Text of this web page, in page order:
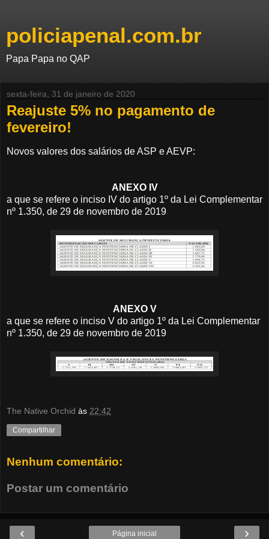
policiapenal.com.br
Papa Papa no QAP
sexta-feira, 31 de janeiro de 2020
Reajuste 5% no pagamento de
fevereiro!
Novos valores dos salários de ASP e AEVP:
ANEXO IV
a que se refere o inciso IV do artigo 1º da Lei Complementar
nº 1.350, de 29 de novembro de 2019
ANEXO V
a que se refere o inciso V do artigo 1º da Lei Complementar
nº 1.350, de 29 de novembro de 2019
The Native Orchid às 22:42
Compartilhar
Nenhum comentário:
Postar um comentário
‹ ›
Página inicial